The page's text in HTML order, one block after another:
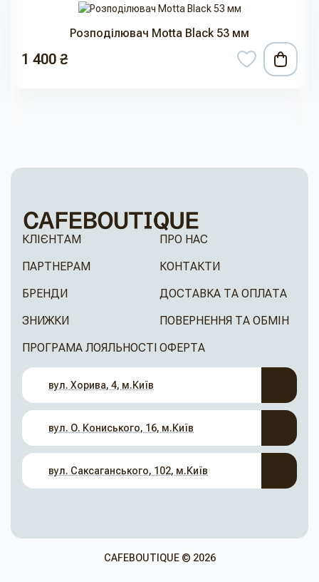
Розподілювач Motta Black 53 мм
1 400 ₴
КЛІЄНТАМ
ПАРТНЕРАМ
БРЕНДИ
ЗНИЖКИ
ПРОГРАМА ЛОЯЛЬНОСТІ
ПРО НАС
КОНТАКТИ
ДОСТАВКА ТА ОПЛАТА
ПОВЕРНЕННЯ ТА ОБМІН
ОФЕРТА
вул. Хорива, 4, м.Київ
вул. О. Кониського, 16, м.Київ
вул. Саксаганського, 102, м.Київ
CAFEBOUTIQUE © 2026